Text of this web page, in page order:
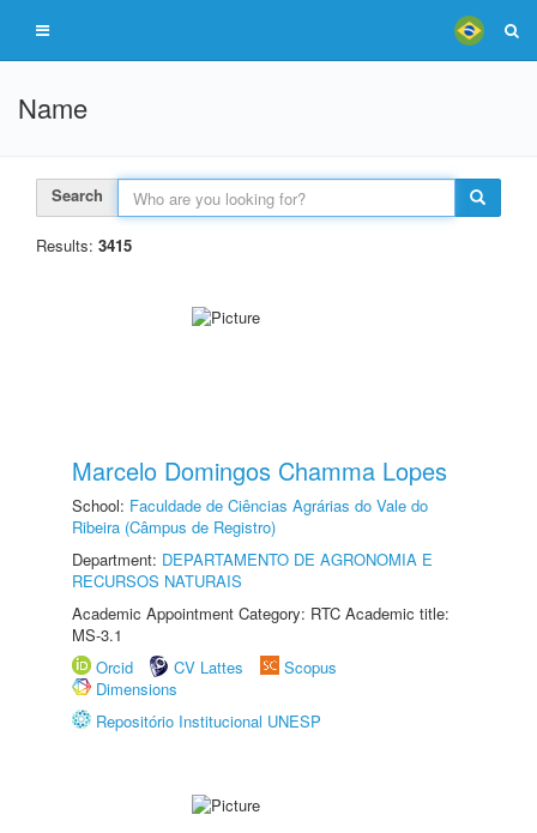
Name
Search
Results: 3415
Marcelo Domingos Chamma Lopes
School: Faculdade de Ciências Agrárias do Vale do
Ribeira (Câmpus de Registro)
Department: DEPARTAMENTO DE AGRONOMIA E
RECURSOS NATURAIS
Academic Appointment Category: RTC Academic title:
MS-3.1
Orcid
CV Lattes
Scopus
Dimensions
Repositório Institucional UNESP